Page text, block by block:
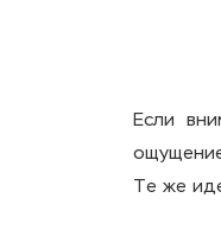
Если
Те же